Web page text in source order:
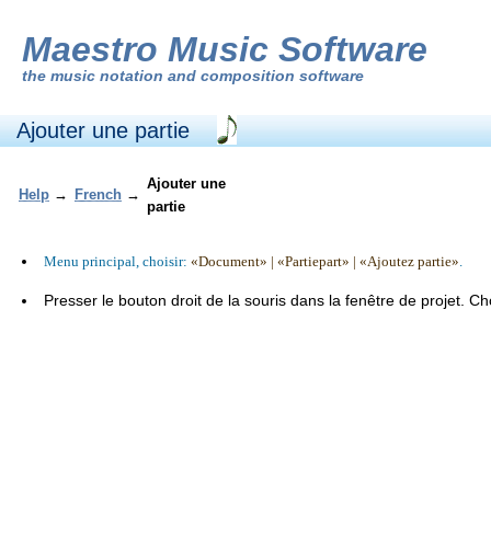
Maestro Music Software
the music notation and composition software
Ajouter une partie
Help → French →
Ajouter une
partie
Menu principal, choisir: «Document» | «Partiepart» | «Ajoutez partie».
Presser le bouton droit de la souris dans la fenêtre de projet.